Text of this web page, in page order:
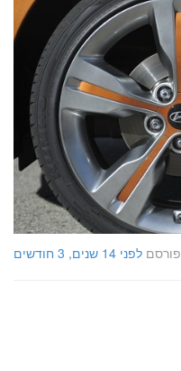
פורסם לפני 14 שנים, 3 חודשים